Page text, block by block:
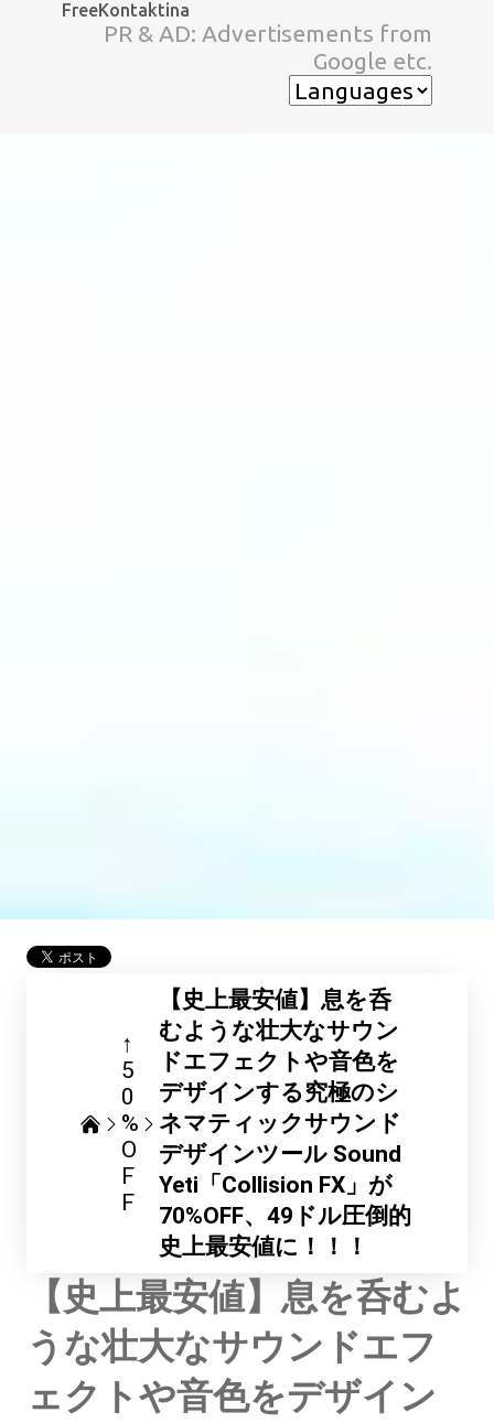
スキップしてメイン コンテンツに移動
FreeKontaktina
PR & AD: Advertisements from
Google etc.
↑
5
0
%
O
F
F
【史上最安値】息を呑
むような壮大なサウン
ドエフェクトや音色を
デザインする究極のシ
ネマティックサウンド
デザインツール Sound
Yeti「Collision FX」が
70%OFF、49ドル圧倒的
史上最安値に！！！
【史上最安値】息を呑むよ
うな壮大なサウンドエフ
ェクトや音色をデザイン